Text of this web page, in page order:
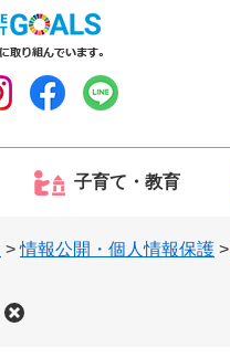
子育て・教育
>情報公開・個人情報保護 >